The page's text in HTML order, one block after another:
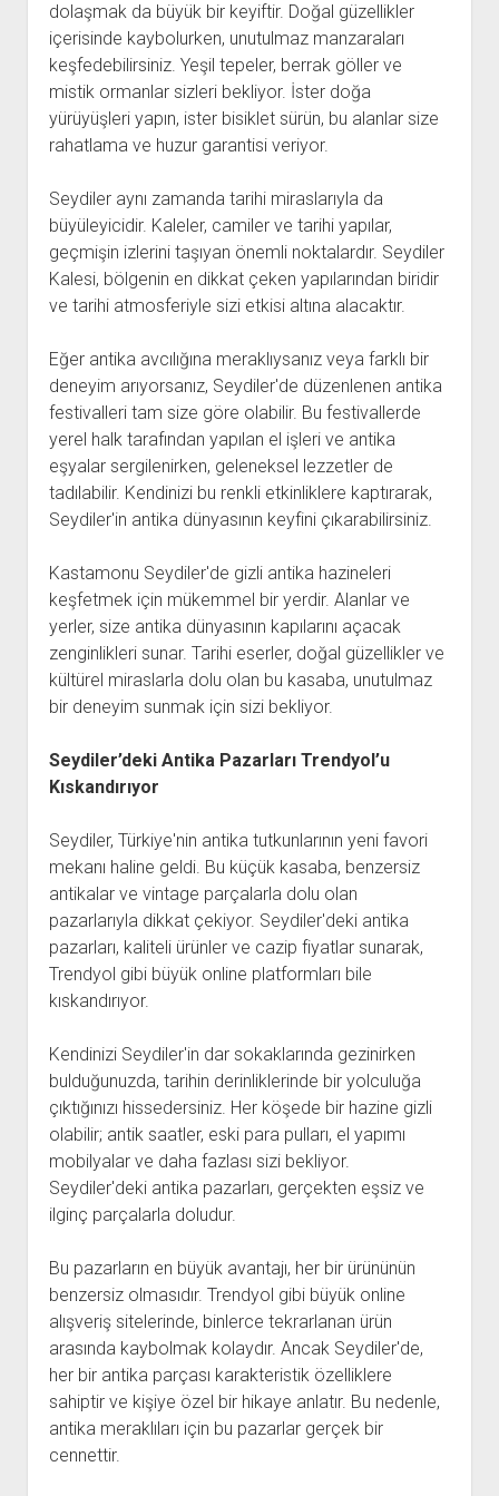
dolaşmak da büyük bir keyiftir. Doğal güzellikler
içerisinde kaybolurken, unutulmaz manzaraları
keşfedebilirsiniz. Yeşil tepeler, berrak göller ve
mistik ormanlar sizleri bekliyor. İster doğa
yürüyüşleri yapın, ister bisiklet sürün, bu alanlar size
rahatlama ve huzur garantisi veriyor.
Seydiler aynı zamanda tarihi miraslarıyla da
büyüleyicidir. Kaleler, camiler ve tarihi yapılar,
geçmişin izlerini taşıyan önemli noktalardır. Seydiler
Kalesi, bölgenin en dikkat çeken yapılarından biridir
ve tarihi atmosferiyle sizi etkisi altına alacaktır.
Eğer antika avcılığına meraklıysanız veya farklı bir
deneyim arıyorsanız, Seydiler'de düzenlenen antika
festivalleri tam size göre olabilir. Bu festivallerde
yerel halk tarafından yapılan el işleri ve antika
eşyalar sergilenirken, geleneksel lezzetler de
tadılabilir. Kendinizi bu renkli etkinliklere kaptırarak,
Seydiler'in antika dünyasının keyfini çıkarabilirsiniz.
Kastamonu Seydiler'de gizli antika hazineleri
keşfetmek için mükemmel bir yerdir. Alanlar ve
yerler, size antika dünyasının kapılarını açacak
zenginlikleri sunar. Tarihi eserler, doğal güzellikler ve
kültürel miraslarla dolu olan bu kasaba, unutulmaz
bir deneyim sunmak için sizi bekliyor.
Seydiler’deki Antika Pazarları Trendyol’u
Kıskandırıyor
Seydiler, Türkiye'nin antika tutkunlarının yeni favori
mekanı haline geldi. Bu küçük kasaba, benzersiz
antikalar ve vintage parçalarla dolu olan
pazarlarıyla dikkat çekiyor. Seydiler'deki antika
pazarları, kaliteli ürünler ve cazip fiyatlar sunarak,
Trendyol gibi büyük online platformları bile
kıskandırıyor.
Kendinizi Seydiler'in dar sokaklarında gezinirken
bulduğunuzda, tarihin derinliklerinde bir yolculuğa
çıktığınızı hissedersiniz. Her köşede bir hazine gizli
olabilir; antik saatler, eski para pulları, el yapımı
mobilyalar ve daha fazlası sizi bekliyor.
Seydiler'deki antika pazarları, gerçekten eşsiz ve
ilginç parçalarla doludur.
Bu pazarların en büyük avantajı, her bir ürününün
benzersiz olmasıdır. Trendyol gibi büyük online
alışveriş sitelerinde, binlerce tekrarlanan ürün
arasında kaybolmak kolaydır. Ancak Seydiler'de,
her bir antika parçası karakteristik özelliklere
sahiptir ve kişiye özel bir hikaye anlatır. Bu nedenle,
antika meraklıları için bu pazarlar gerçek bir
cennettir.